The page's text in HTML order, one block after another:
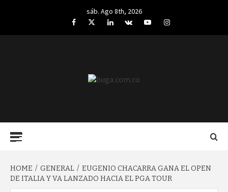
sáb. Ago 8th, 2026
FacebookTwitterLinkedIn
VK YouTubeInstagram
HOME GENERAL
EUGENIO CHACARRA GANA EL OPEN
DE ITALIA Y VA LANZADO HACIA EL PGA TOUR